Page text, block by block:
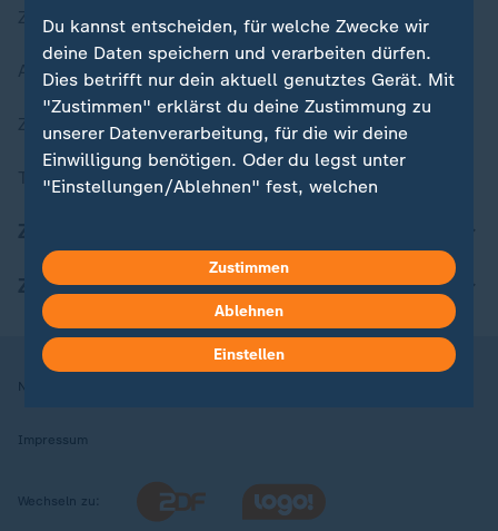
Zuletzt veröffentlicht
Aktuelle Sendungs-Videos
ZDFheute Stories
Themen im Überblick
ZDFheute Apps
Nutzungsbedingungen
Impressum
Wechseln zu:
Du kannst entscheiden, für welche Zwecke wir
deine Daten speichern und verarbeiten dürfen.
Dies betrifft nur dein aktuell genutztes Gerät. Mit
"Zustimmen" erklärst du deine Zustimmung zu
unserer Datenverarbeitung, für die wir deine
Einwilligung benötigen. Oder du legst unter
"Einstellungen/Ablehnen" fest, welchen
kannst du jederzeit mit Wirkung für die Zukunft
in deinen Einstellungen widerrufen oder ändern.
Hier findest du das Impressum.
Weitere Informationen findest du in unserer
Zustimmen
Ablehnen
Einstellen